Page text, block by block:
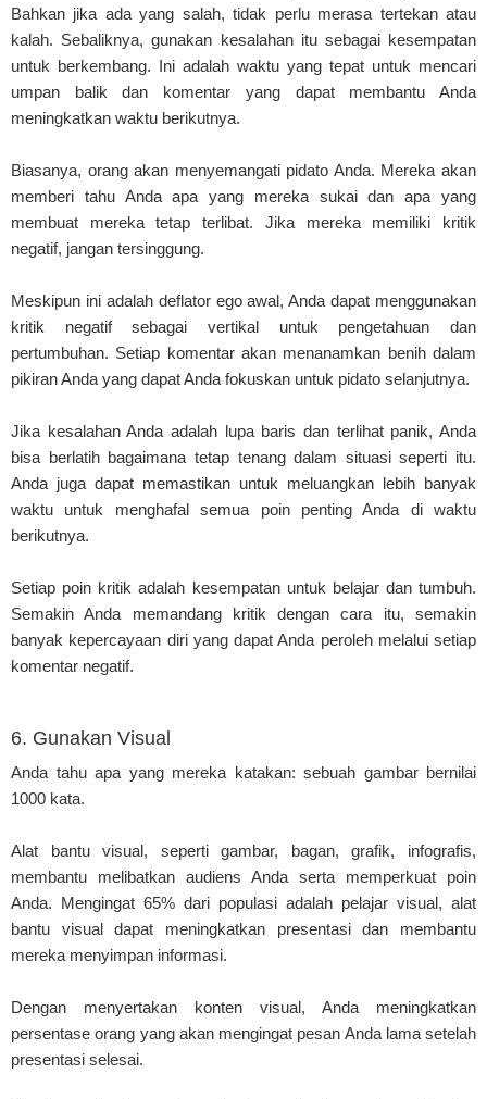
Bahkan jika ada yang salah, tidak perlu merasa tertekan atau
kalah. Sebaliknya, gunakan kesalahan itu sebagai kesempatan
untuk berkembang. Ini adalah waktu yang tepat untuk mencari
umpan balik dan komentar yang dapat membantu Anda
meningkatkan waktu berikutnya.
Biasanya, orang akan menyemangati pidato Anda. Mereka akan
memberi tahu Anda apa yang mereka sukai dan apa yang
membuat mereka tetap terlibat. Jika mereka memiliki kritik
negatif, jangan tersinggung.
Meskipun ini adalah deflator ego awal, Anda dapat menggunakan
kritik negatif sebagai vertikal untuk pengetahuan dan
pertumbuhan. Setiap komentar akan menanamkan benih dalam
pikiran Anda yang dapat Anda fokuskan untuk pidato selanjutnya.
Jika kesalahan Anda adalah lupa baris dan terlihat panik, Anda
bisa berlatih bagaimana tetap tenang dalam situasi seperti itu.
Anda juga dapat memastikan untuk meluangkan lebih banyak
waktu untuk menghafal semua poin penting Anda di waktu
berikutnya.
Setiap poin kritik adalah kesempatan untuk belajar dan tumbuh.
Semakin Anda memandang kritik dengan cara itu, semakin
banyak kepercayaan diri yang dapat Anda peroleh melalui setiap
komentar negatif.
6. Gunakan Visual
Anda tahu apa yang mereka katakan: sebuah gambar bernilai
1000 kata.
Alat bantu visual, seperti gambar, bagan, grafik, infografis,
membantu melibatkan audiens Anda serta memperkuat poin
Anda. Mengingat 65% dari populasi adalah pelajar visual, alat
bantu visual dapat meningkatkan presentasi dan membantu
mereka menyimpan informasi.
Dengan menyertakan konten visual, Anda meningkatkan
persentase orang yang akan mengingat pesan Anda lama setelah
presentasi selesai.